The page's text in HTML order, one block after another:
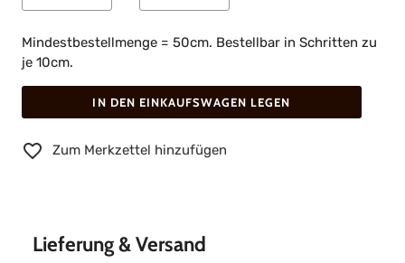
Mindestbestellmenge = 50cm. Bestellbar in Schritten zu
je 10cm.
IN DEN EINKAUFSWAGEN LEGEN
Zum Merkzettel hinzufügen
Lieferung & Versand